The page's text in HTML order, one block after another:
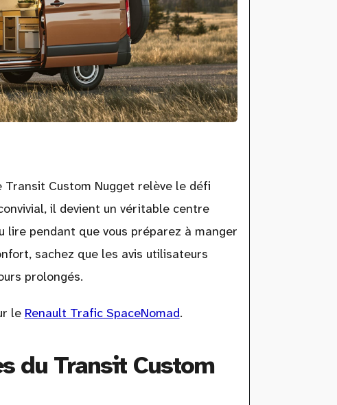
Custom Nugget relève le défi
il devient un véritable centre
lire pendant que vous préparez à manger
sachez que les avis utilisateurs
prolongés.
le Renault Trafic SpaceNomad.
du Transit Custom